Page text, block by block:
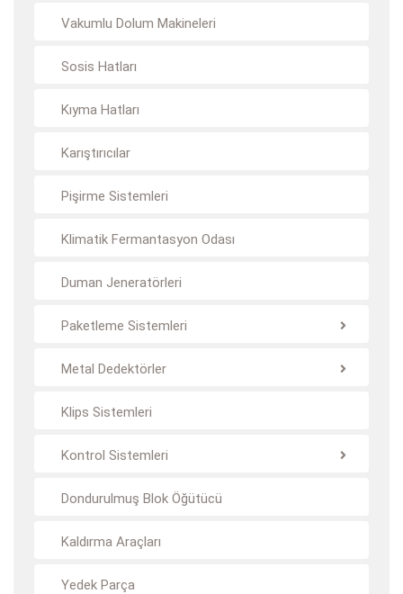
Vakumlu Dolum Makineleri
Sosis Hatları
Kıyma Hatları
Karıştırıcılar
Pişirme Sistemleri
Klimatik Fermantasyon Odası
Duman Jeneratörleri
Paketleme Sistemleri
Metal Dedektörler
Klips Sistemleri
Kontrol Sistemleri
Dondurulmuş Blok Öğütücü
Kaldırma Araçları
Yedek Parça